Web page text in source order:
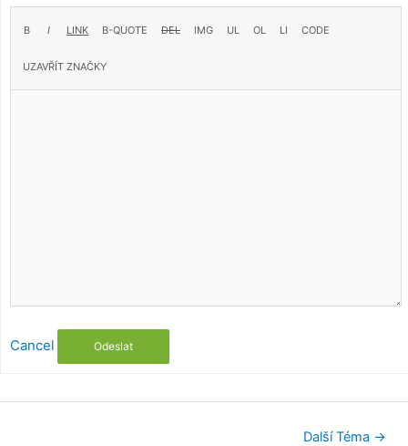
Cancel Odeslat
Další Téma →